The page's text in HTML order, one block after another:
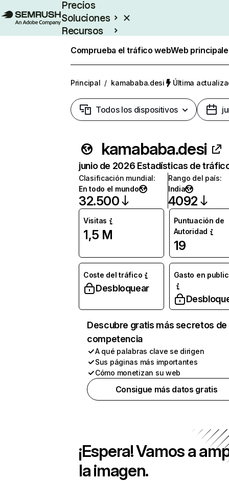
Precios
Soluciones
Recursos
Comprueba el tráfico webWeb
Principal / kamababa.desi Última
Todos los dispositivos
kamababa.desi
junio de 2026 Estadísticas de
Clasificación mundial:
En todo el mundo
32.500
Rango del país:
India
4092
Visitas
1,5 M
Puntuación de
Autoridad
19
Coste del tráfico
Desbloquear
Gasto en
Descubre gratis más secretos de
competencia
A qué palabras clave se dirigen
Sus páginas más importantes
Cómo monetizan su web
Consigue más datos gratis
¡Espera! Vamos a
la imagen.